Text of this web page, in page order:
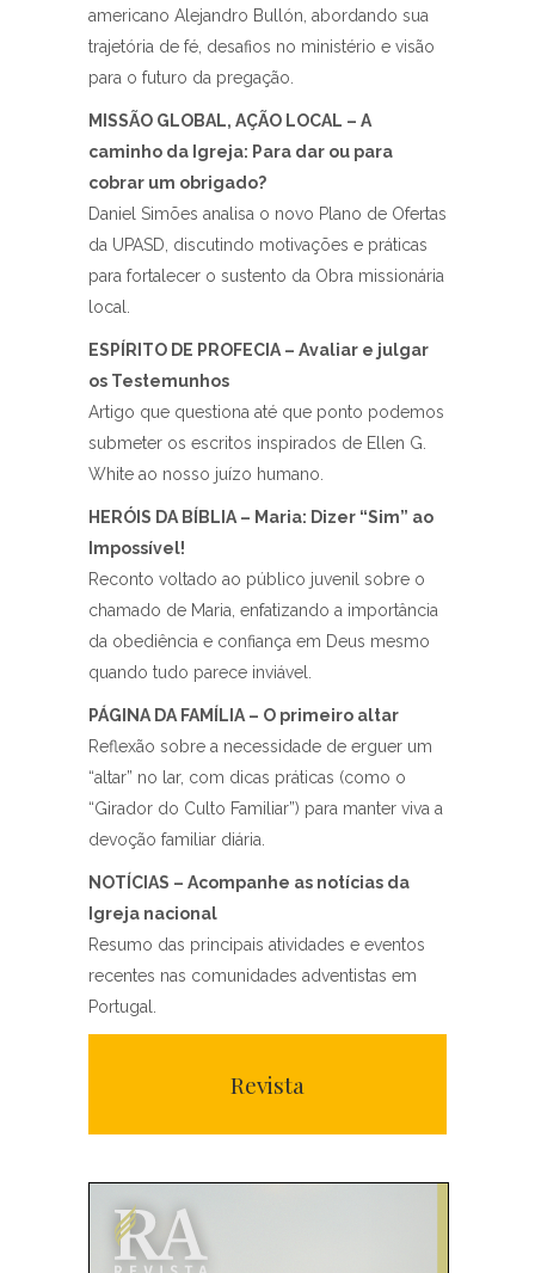
americano Alejandro Bullón, abordando sua
trajetória de fé, desafios no ministério e visão
para o futuro da pregação.
MISSÃO GLOBAL, AÇÃO LOCAL – A
caminho da Igreja: Para dar ou para
cobrar um obrigado?
Daniel Simões analisa o novo Plano de Ofertas
da UPASD, discutindo motivações e práticas
para fortalecer o sustento da Obra missionária
local.
ESPÍRITO DE PROFECIA – Avaliar e julgar
os Testemunhos
Artigo que questiona até que ponto podemos
submeter os escritos inspirados de Ellen G.
White ao nosso juízo humano.
HERÓIS DA BÍBLIA – Maria: Dizer “Sim” ao
Impossível!
Reconto voltado ao público juvenil sobre o
chamado de Maria, enfatizando a importância
da obediência e confiança em Deus mesmo
quando tudo parece inviável.
PÁGINA DA FAMÍLIA – O primeiro altar
Reflexão sobre a necessidade de erguer um
“altar” no lar, com dicas práticas (como o
“Girador do Culto Familiar”) para manter viva a
devoção familiar diária.
NOTÍCIAS – Acompanhe as notícias da
Igreja nacional
Resumo das principais atividades e eventos
recentes nas comunidades adventistas em
Portugal.
Revista